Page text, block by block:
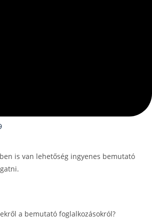
is van lehetőség ingyenes bemutató
a bemutató foglalkozásokról?